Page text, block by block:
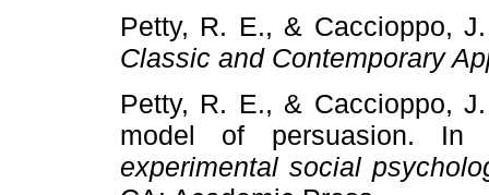
Petty, R. E., & Caccioppo,
Classic and Contemporary
Petty, R. E., & Caccioppo,
model of persuasion.
experimental social